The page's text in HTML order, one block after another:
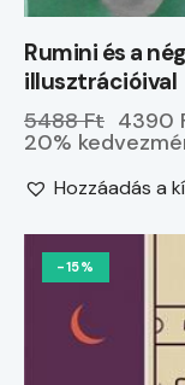
Rumini és a
illusztrációival
5488 Ft 4390
20%
Hozzáadás a
-15%